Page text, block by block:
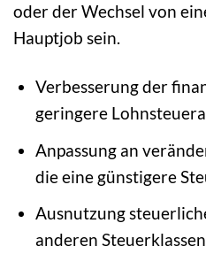
oder der Wechsel von
Hauptjob sein.
Verbesserung der
geringere
Anpassung an
die eine günstigere
Ausnutzung
anderen